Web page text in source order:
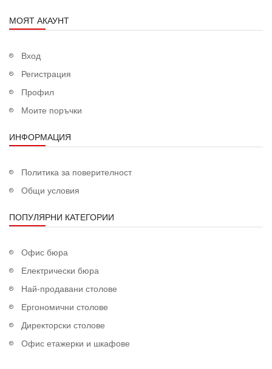
МОЯТ АКАУНТ
Вход
Регистрация
Профил
Моите поръчки
ИНФОРМАЦИЯ
Политика за поверителност
Общи условия
ПОПУЛЯРНИ КАТЕГОРИИ
Офис бюра
Електрически бюра
Най-продавани столове
Ергономични столове
Директорски столове
Офис етажерки и шкафове